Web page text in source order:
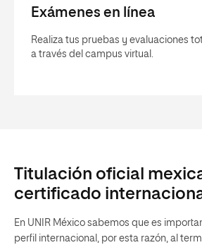
Exámenes en línea
Realiza tus pruebas y evaluaciones
a través del campus virtual.
Titulación oficial
certificado
En UNIR México sabemos que es
perfil internacional, por esta razón, al